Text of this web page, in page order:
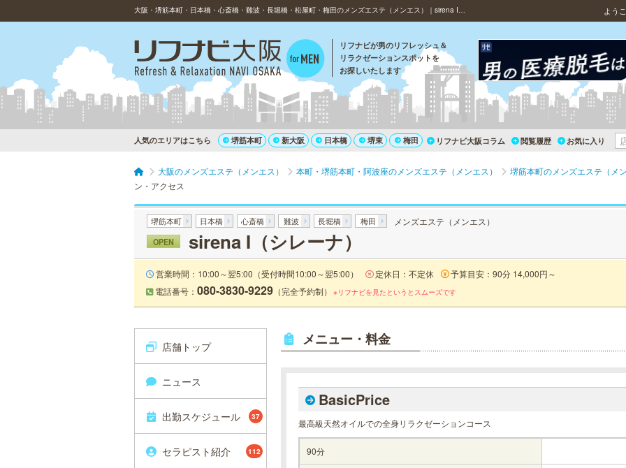
大阪・堺筋本町・日本橋・心斎橋・難波・長堀橋・松屋町・梅田のメンズエステ（メンエス）｜sirena I（シレーナ）のメニュー・料金 よう
リフナビが男のリフレッシュ＆
リラクゼーションスポットを
お探しいたします
人気のエリアはこちら 堺筋本町 新大阪 日本橋 堺東 梅田 リフナビ大阪コラム 閲覧履歴 お気に入り
大阪のメンズエステ（メンエス） 本町・堺筋本町・阿波座のメンズエステ（メンエス）
堺筋本町のメンズエステ（メ
ン・アクセス
堺筋本町 日本橋 心斎橋 難波 長堀橋 梅田 メンズエステ（メンエス）
OPEN sirena I（シレーナ）
営業時間：10:00～翌5:00（受付時間10:00～翌5:00） 定休日：不定休
予算目安：90分 14,000円～
電話番号： 080-3830-9229 （完全予約制） ※リフナビを見たというとスムーズです
店舗トップ
ニュース
出勤スケジュール 37
セラピスト紹介 112
メニュー・料金
BasicPrice
最高級天然オイルでの全身リラクゼーションコース
90分